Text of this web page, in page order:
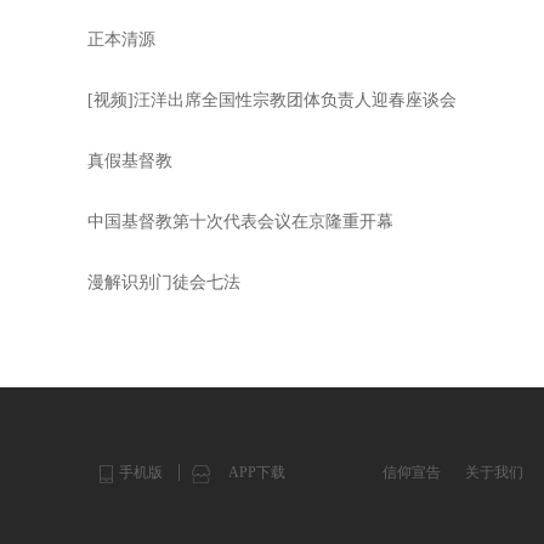
正本清源
[视频]汪洋出席全国性宗教团体负责人迎春座谈会
真假基督教
中国基督教第十次代表会议在京隆重开幕
漫解识别门徒会七法
手机版 APP下载 信仰宣告 关于我们